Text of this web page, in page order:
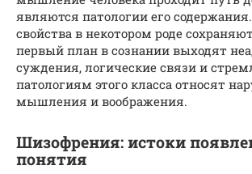
являются патологии его
свойства в некотором роде
первый план в сознании выходят
суждения, логические связи и
патологиям этого класса относят
мышления и воображения.
Шизофрения: истоки
понятия